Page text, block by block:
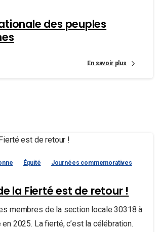
des peuples
En savoir plus
Équité
Journées commemoratives
la Fierté est de retour !
membres de la section locale 30318 à
2025. La fierté, c’est la célébration.